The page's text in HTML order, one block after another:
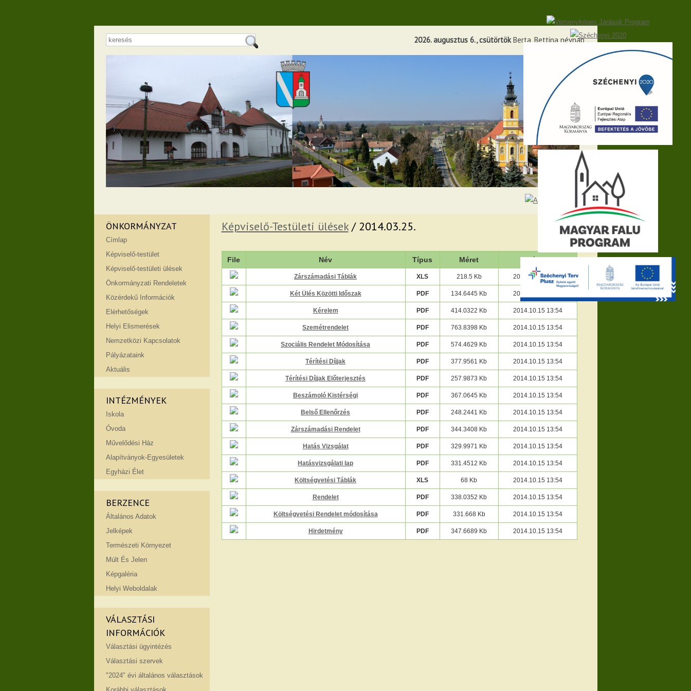
2026. augusztus 6., csütörtökBerta, Bettina névnap
ÖNKORMÁNYZAT
Címlap
Képviselő-testület
Képviselő-testületi ülések
Önkormányzati Rendeletek
Közérdekű Információk
Elérhetőségek
Helyi Elismerések
Nemzetközi Kapcsolatok
Pályázataink
Aktuális
INTÉZMÉNYEK
Iskola
Óvoda
Művelődési Ház
Alapítványok-Egyesületek
Egyházi Élet
BERZENCE
Általános Adatok
Jelképek
Természeti Környezet
Múlt És Jelen
Képgaléria
Helyi Weboldalak
VÁLASZTÁSI
INFORMÁCIÓK
Választási ügyintézés
Választási szervek
"2024" évi általános választások
Képviselő-Testületi ülések/ 2014.03.25.
File Név Típus Méret Dátum
Zárszámadási Táblák XLS 218.5 Kb 2014.10.15 13:54
Két Ülés Közötti Időszak PDF 134.6445 Kb 2014.10.15 13:54
Kérelem PDF 414.0322 Kb 2014.10.15 13:54
Szemétrendelet PDF 763.8398 Kb 2014.10.15 13:54
Szociális Rendelet Módosítása PDF 574.4629 Kb 2014.10.15 13:54
Térítési Díjjak PDF 377.9561 Kb 2014.10.15 13:54
Térítési Díjjak Előterjesztés PDF 257.9873 Kb 2014.10.15 13:54
Beszámoló Kistérségi PDF 367.0645 Kb 2014.10.15 13:54
Belső Ellenőrzés PDF 248.2441 Kb 2014.10.15 13:54
Zárszámadási Rendelet PDF 344.3408 Kb 2014.10.15 13:54
Hatás Vizsgálat PDF 329.9971 Kb 2014.10.15 13:54
Hatásvizsgálati lap PDF 331.4512 Kb 2014.10.15 13:54
Költségvetési Táblák XLS 68 Kb 2014.10.15 13:54
Rendelet PDF 338.0352 Kb 2014.10.15 13:54
Költségvetési Rendelet módosítása PDF 331.668 Kb 2014.10.15 13:54
Hirdetmény PDF 347.6689 Kb 2014.10.15 13:54